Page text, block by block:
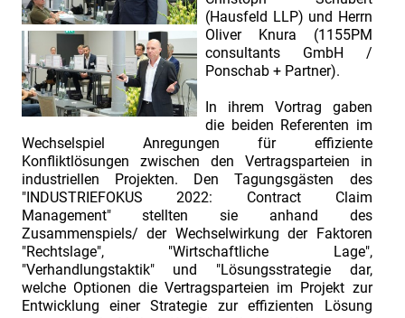
(Hausfeld LLP) und Herrn
Oliver Knura (1155PM
consultants GmbH /
Ponschab + Partner).
In ihrem Vortrag gaben
die beiden Referenten im
Wechselspiel Anregungen für effiziente
Konfliktlösungen zwischen den Vertragsparteien in
industriellen Projekten. Den Tagungsgästen des
"INDUSTRIEFOKUS 2022: Contract Claim
Management" stellten sie anhand des
Zusammenspiels/ der Wechselwirkung der Faktoren
"Rechtslage", "Wirtschaftliche Lage",
"Verhandlungstaktik" und "Lösungsstrategie dar,
welche Optionen die Vertragsparteien im Projekt zur
Entwicklung einer Strategie zur effizienten Lösung
2022:
Contract
&
Claim
Management.
Vortrags-
und
Referentenvorstellung
Herr
Peter
Simoneit.
Thema:
„Wie